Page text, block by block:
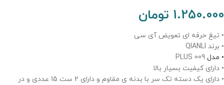
1.250.000 تومان
• تیغ حرفه ای تعویض آی سی
• برند QIANLI
• مدل 009 PLUS
• دارای کیفیت بسیار بالا
• دارای یک دسته تک سر با بدنه ی مقاوم و دارای 2 ست 15 عددی و در